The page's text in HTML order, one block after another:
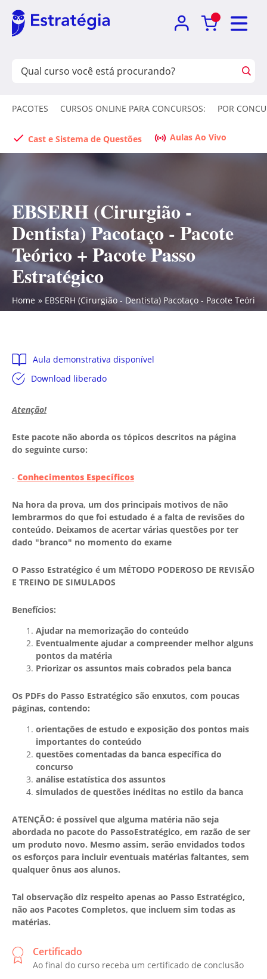
PACOTES CURSOS ONLINE PARA CONCURSOS: POR
Cast e Sistema de Questões Aulas Ao Vivo
EBSERH (Cirurgião -
Dentista) Pacotaço - Pacote
Teórico + Pacote Passo
Estratégico
Home EBSERH (Cirurgião - Dentista) Pacotaço - Pacote
Aula demonstrativa disponível
Download liberado
Atenção!
Este pacote não aborda os tópicos descritos na página
do seguinte curso:
- Conhecimentos Específicos
Na hora da prova, um dos principais motivos de não
lembrarmos do que foi estudado é a falta de revisões do
conteúdo. Deixamos de acertar várias questões por ter
dado "branco" no momento do exame
O Passo Estratégico é um MÉTODO PODEROSO DE REVISÃO
E TREINO DE SIMULADOS
Benefícios:
Ajudar na memorização do conteúdo
Eventualmente ajudar a compreender melhor alguns
pontos da matéria
Priorizar os assuntos mais cobrados pela banca
Os PDFs do Passo Estratégico são enxutos, com poucas
páginas, contendo:
orientações de estudo e exposição dos pontos mais
importantes do conteúdo
questões comentadas da banca específica do
concurso
análise estatística dos assuntos
simulados de questões inéditas no estilo da banca
ATENÇÃO: é possível que alguma matéria não seja
abordada no pacote do PassoEstratégico, em razão de ser
um produto novo. Mesmo assim, serão envidados todos
os esforços para incluir eventuais matérias faltantes, sem
qualquer ônus aos alunos.
Tal observação diz respeito apenas ao Passo Estratégico,
não aos Pacotes Completos, que incluem sim todas as
matérias.
Certificado
Ao final do curso receba um certificado de conclusão